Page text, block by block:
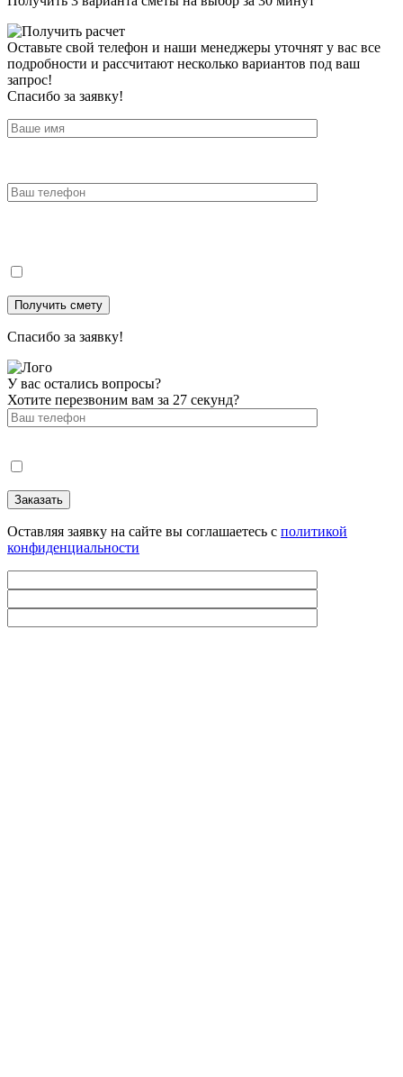
Оставьте свой телефон и наши менеджеры уточнят у вас все
подробности и рассчитают несколько вариантов под ваш
запрос!
Спасибо за заявку!
Спасибо за заявку!
У вас остались вопросы?
Хотите перезвоним вам за 27 секунд?
Оставляя заявку на сайте вы соглашаетесь с политикой
конфиденциальности